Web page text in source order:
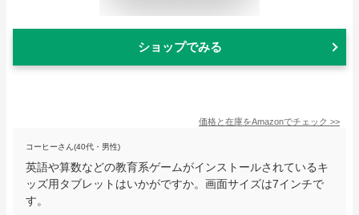
ショップでみる
価格と在庫をAmazonでチェック >>
コーヒーさん(40代・男性)
英語や算数などの教育系ゲームがインストールされているキ
ッズ用タブレットはいかがですか。画面サイズは7インチで
す。